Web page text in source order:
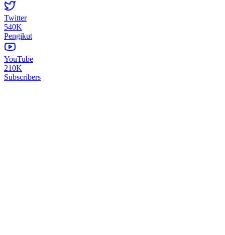
Twitter
540K
Pengikut
YouTube
210K
Subscribers